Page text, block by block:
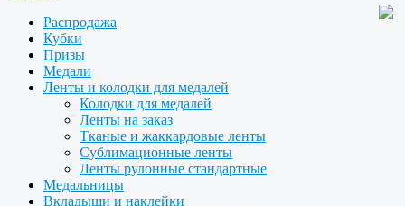
Распродажа
Кубки
Призы
Медали
Ленты и колодки для медалей
Колодки для медалей
Ленты на заказ
Тканые и жаккардовые ленты
Сублимационные ленты
Ленты рулонные стандартные
Медальницы
Вкладыши и наклейки